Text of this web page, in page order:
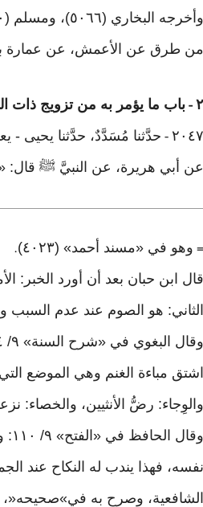
من طرق عن الأعمش، عن عمارة بن
٢ - باب ما يؤمر به من تزويج ذات
٢٠٤٧ - حدَّثنا مُسَدَّدٌ، حدَّثنا يحيى -
عن أبي هريرة، عن النبيَّ ﷺ قال:
= وهو في «مسند أحمد» (٤٠٢٣) .
قال ابن حبان بعد أن أورد الخبر:
الثاني: هو الصوم عند عدم السبب
اشتق مباءة الغنم وهي الموضع
والوِجاء: رضُّ الأنثيين، والخصاء:
الشافعية، وصرح به